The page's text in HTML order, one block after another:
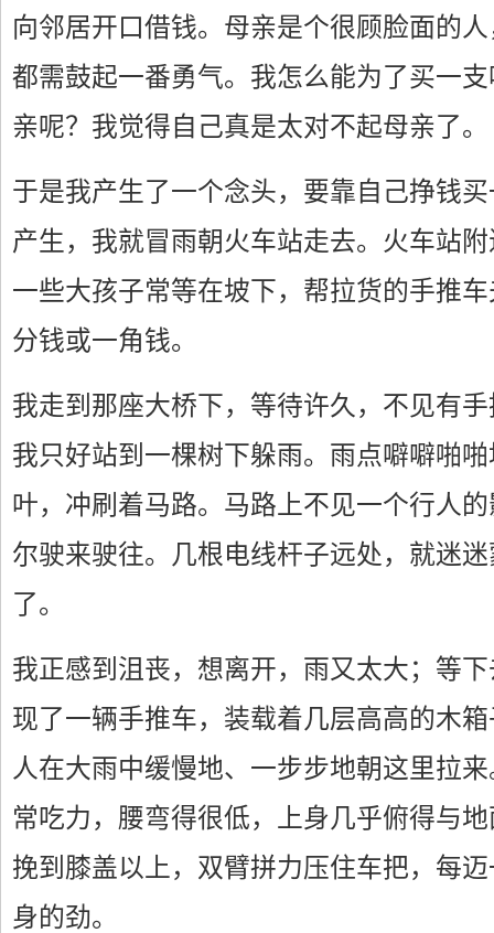
向邻居开口借钱。母亲是个很顾脸面的
都需鼓起一番勇气。我怎么能为了买一
亲呢？我觉得自己真是太对不起母亲了。
于是我产生了一个念头，要靠自己挣钱
产生，我就冒雨朝火车站走去。火车站
一些大孩子常等在坡下，帮拉货的手推
分钱或一角钱。
我走到那座大桥下，等待许久，不见有
我只好站到一棵树下躲雨。雨点噼噼啪
叶，冲刷着马路。马路上不见一个行人
尔驶来驶往。几根电线杆子远处，就迷
了。
我正感到沮丧，想离开，雨又太大；等
现了一辆手推车，装载着几层高高的木
人在大雨中缓慢地、一步步地朝这里拉
常吃力，腰弯得很低，上身几乎俯得与
挽到膝盖以上，双臂拼力压住车把，每
身的劲。